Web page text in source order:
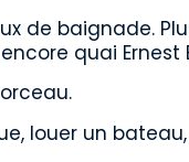
de baignade.
quai Ernest
louer un